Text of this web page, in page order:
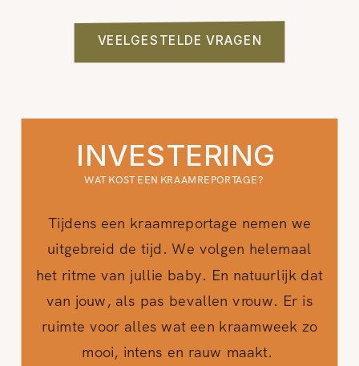
VEELGESTELDE VRAGEN
Tijdens een kraamreportage nemen we
uitgebreid de tijd. We volgen helemaal
het ritme van jullie baby. En natuurlijk dat
van jouw, als pas bevallen vrouw. Er is
ruimte voor alles wat een kraamweek zo
mooi, intens en rauw maakt.
INVESTERING
WAT KOST EEN KRAAMREPORTAGE?